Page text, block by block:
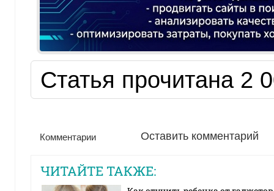
Статья прочитана 2
Комментарии Оставить комментарий
ЧИТАЙТЕ ТАКЖЕ: